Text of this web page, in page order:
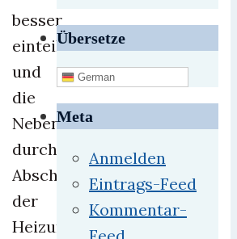
besser
einteilen
und
die
Nebenkosten
durch
Abschalten
der
Heizung
Übersetze
German
Meta
Anmelden
Eintrags-Feed
Kommentar-